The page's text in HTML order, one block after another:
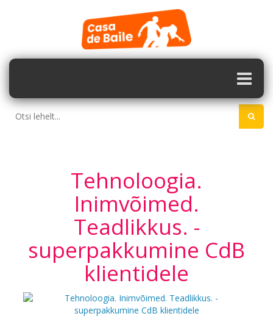
Tehnoloogia.
Inimvõimed.
Teadlikkus. -
superpakkumine CdB
klientidele